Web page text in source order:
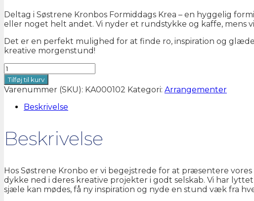
Deltag i Søstrene Kronbos Formiddags Krea – en hyggelig
eller noget helt andet. Vi nyder et rundstykke og kaffe,
Det er en perfekt mulighed for at finde ro, inspiration og
kreative morgenstund!
Formiddags
kreativ
Mandag
ulige
antal
Tilføj til kurv
Varenummer (SKU): KA000102 Kategori: Arrangementer
Beskrivelse
Beskrivelse
Hos Søstrene Kronbo er vi begejstrede for at præsentere
dykke ned i deres kreative projekter i godt selskab. Vi har
sjæle kan mødes, få ny inspiration og nyde en stund væk fra